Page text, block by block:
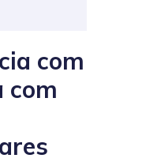
com
com